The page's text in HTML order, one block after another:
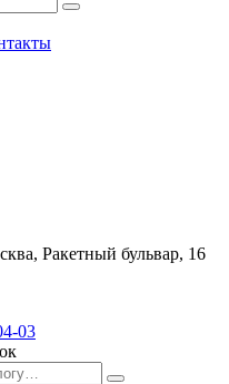
, Ракетный бульвар, 16
03